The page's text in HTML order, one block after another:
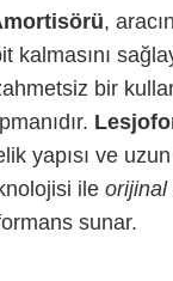
,
kalmasını
bir
yapısı ve
ile orijinal
sunar.